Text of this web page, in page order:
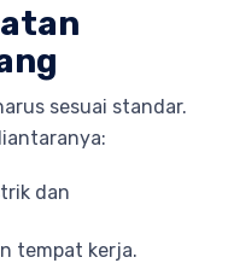
sesuai standar.
dan
tempat kerja.